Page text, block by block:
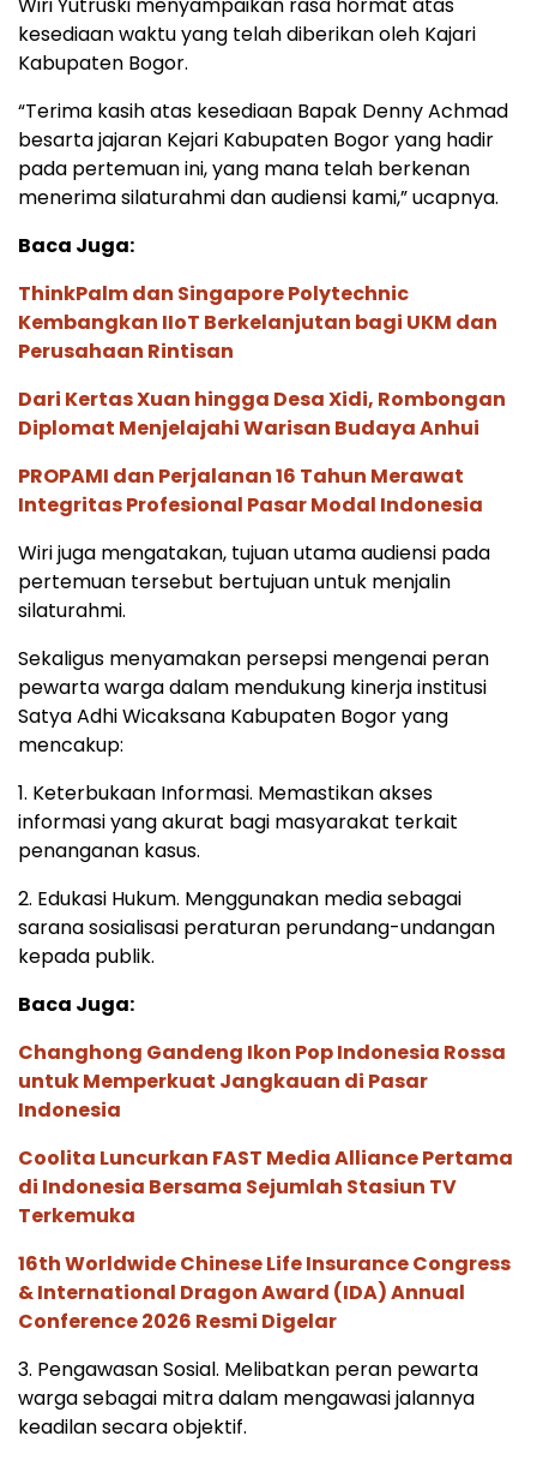
kesediaan waktu yang telah diberikan oleh Kajari
Kabupaten Bogor.
“Terima kasih atas kesediaan Bapak Denny Achmad
besarta jajaran Kejari Kabupaten Bogor yang hadir
pada pertemuan ini, yang mana telah berkenan
menerima silaturahmi dan audiensi kami,” ucapnya.
Baca Juga:
ThinkPalm dan Singapore Polytechnic
Kembangkan IIoT Berkelanjutan bagi UKM dan
Perusahaan Rintisan
Dari Kertas Xuan hingga Desa Xidi, Rombongan
Diplomat Menjelajahi Warisan Budaya Anhui
PROPAMI dan Perjalanan 16 Tahun Merawat
Integritas Profesional Pasar Modal Indonesia
Wiri juga mengatakan, tujuan utama audiensi pada
pertemuan tersebut bertujuan untuk menjalin
silaturahmi.
Sekaligus menyamakan persepsi mengenai peran
pewarta warga dalam mendukung kinerja institusi
Satya Adhi Wicaksana Kabupaten Bogor yang
mencakup:
1. Keterbukaan Informasi. Memastikan akses
informasi yang akurat bagi masyarakat terkait
penanganan kasus.
2. Edukasi Hukum. Menggunakan media sebagai
sarana sosialisasi peraturan perundang-undangan
kepada publik.
Baca Juga:
Changhong Gandeng Ikon Pop Indonesia Rossa
untuk Memperkuat Jangkauan di Pasar
Indonesia
Coolita Luncurkan FAST Media Alliance Pertama
di Indonesia Bersama Sejumlah Stasiun TV
Terkemuka
16th Worldwide Chinese Life Insurance Congress
& International Dragon Award (IDA) Annual
Conference 2026 Resmi Digelar
3. Pengawasan Sosial. Melibatkan peran pewarta
warga sebagai mitra dalam mengawasi jalannya
keadilan secara objektif.